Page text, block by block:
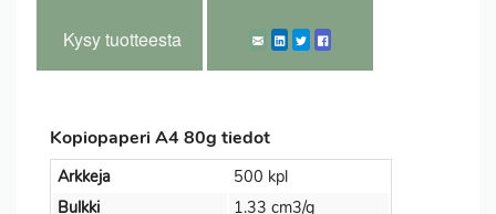
Kysy tuotteesta
Kopiopaperi A4 80g tiedot
Arkkeja
500 kpl
Bulkki
1.33 cm3/g